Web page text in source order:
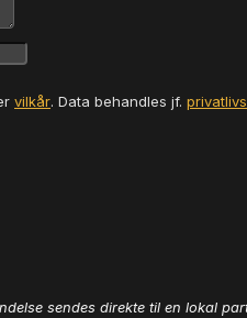
vilkår. Data behandles jf.
sendes direkte til en lokal